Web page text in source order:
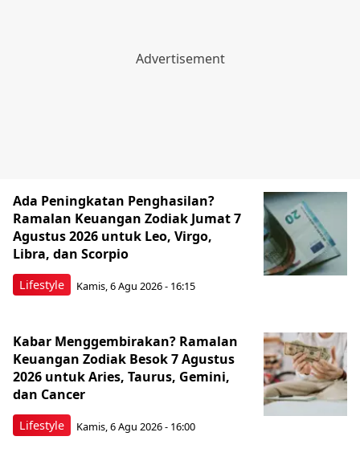
Lifestyle
Ada Peningkatan Penghasilan?
Ramalan Keuangan Zodiak Jumat 7
Agustus 2026 untuk Leo, Virgo,
Libra, dan Scorpio
Kamis, 6 Agu 2026 - 16:15
Lifestyle
Kabar Menggembirakan? Ramalan
Keuangan Zodiak Besok 7 Agustus
2026 untuk Aries, Taurus, Gemini,
dan Cancer
Kamis, 6 Agu 2026 - 16:00